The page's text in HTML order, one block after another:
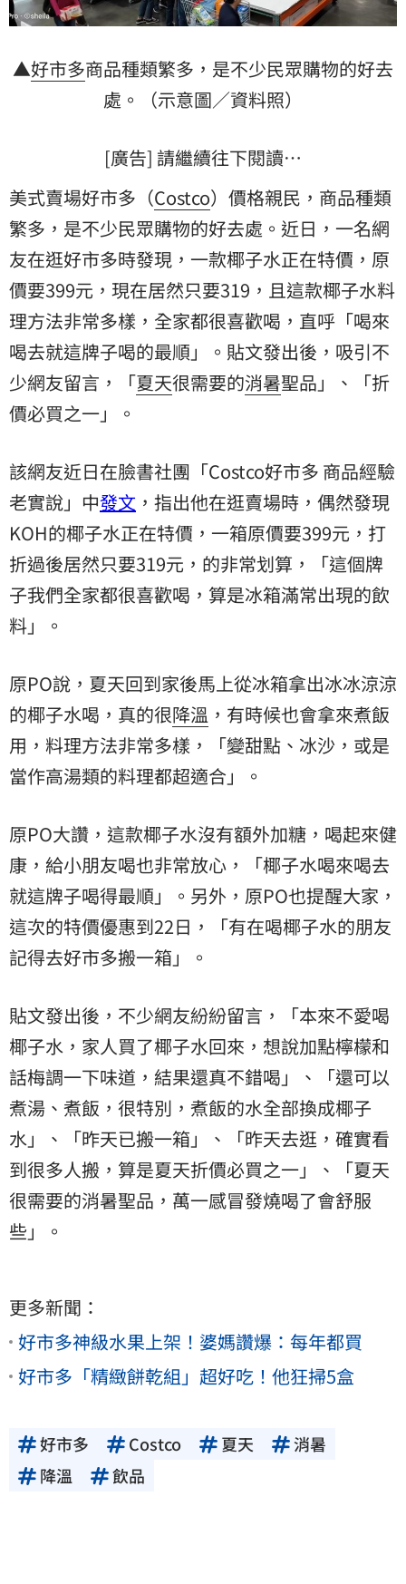
▲好市多商品種類繁多，是不少民眾購物的好去
處。（示意圖／資料照）
[廣告] 請繼續往下閱讀…
美式賣場好市多（Costco）價格親民，商品種類
繁多，是不少民眾購物的好去處。近日，一名網
友在逛好市多時發現，一款椰子水正在特價，原
價要399元，現在居然只要319，且這款椰子水料
理方法非常多樣，全家都很喜歡喝，直呼「喝來
喝去就這牌子喝的最順」。貼文發出後，吸引不
少網友留言，「夏天很需要的消暑聖品」、「折
價必買之一」。
該網友近日在臉書社團「Costco好市多 商品經驗
老實說」中發文 ，指出他在逛賣場時，偶然發現
KOH的椰子水正在特價，一箱原價要399元，打
折過後居然只要319元，的非常划算，「這個牌
子我們全家都很喜歡喝，算是冰箱滿常出現的飲
料」。
原PO說，夏天回到家後馬上從冰箱拿出冰冰涼涼
的椰子水喝，真的很降溫 ，有時候也會拿來煮飯
用，料理方法非常多樣，「變甜點、冰沙，或是
當作高湯類的料理都超適合」。
原PO大讚，這款椰子水沒有額外加糖，喝起來健
康，給小朋友喝也非常放心，「椰子水喝來喝去
就這牌子喝得最順」。另外，原PO也提醒大家，
這次的特價優惠到22日，「有在喝椰子水的朋友
記得去好市多搬一箱」。
貼文發出後，不少網友紛紛留言，「本來不愛喝
椰子水，家人買了椰子水回來，想說加點檸檬和
話梅調一下味道，結果還真不錯喝」、「還可以
煮湯、煮飯，很特別，煮飯的水全部換成椰子
水」、「昨天已搬一箱」、「昨天去逛，確實看
到很多人搬，算是夏天折價必買之一」、「夏天
很需要的消暑聖品，萬一感冒發燒喝了會舒服
些」。
更多新聞：
好市多神級水果上架！婆媽讚爆：每年都買
好市多「精緻餅乾組」超好吃！他狂掃5盒
好市多 Costco 夏天
消暑
降溫
飲品